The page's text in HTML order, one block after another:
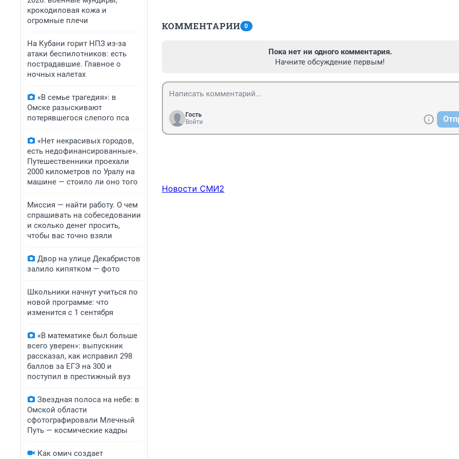
крокодиловая кожа и
огромные плечи
На Кубани горит НПЗ из-за
атаки беспилотников: есть
пострадавшие. Главное о
ночных налетах
«В семье трагедия»: в
Омске разыскивают
потерявшегося слепого пса
«Нет некрасивых городов,
есть недофинансированные».
Путешественники проехали
2000 километров по Уралу на
машине — стоило ли оно того
Миссия — найти работу. О чем
спрашивать на собеседовании
и сколько денег просить,
чтобы вас точно взяли
Двор на улице Декабристов
залило кипятком — фото
Школьники начнут учиться по
новой программе: что
изменится с 1 сентября
«В математике был больше
всего уверен»: выпускник
рассказал, как исправил 298
баллов за ЕГЭ на 300 и
поступил в престижный вуз
Звездная полоса на небе: в
Омской области
сфотографировали Млечный
Путь — космические кадры
Как омич создает
КОММЕНТАРИИ 0
Пока нет ни одного комментария.
Начните обсуждение первым!
Гость
Войти
Новости СМИ2